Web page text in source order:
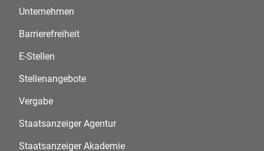
Unternehmen
Barrierefreiheit
E-Stellen
Stellenangebote
Vergabe
Staatsanzeiger Agentur
Staatsanzeiger Akademie